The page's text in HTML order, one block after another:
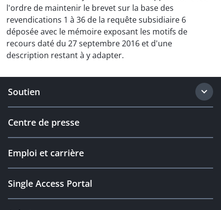
l'ordre de maintenir le brevet sur la base des
revendications 1 à 36 de la requête subsidiaire 6
déposée avec le mémoire exposant les motifs de
recours daté du 27 septembre 2016 et d'une
description restant à y adapter.
Soutien
Centre de presse
Emploi et carrière
Single Access Portal